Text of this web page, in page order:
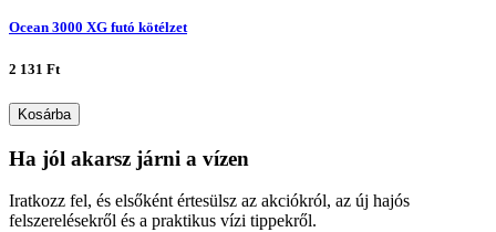
Ocean 3000 XG futó kötélzet
2 131 Ft
Kosárba
Ha jól akarsz járni a vízen
Iratkozz fel, és elsőként értesülsz az akciókról, az új hajós
felszerelésekről és a praktikus vízi tippekről.